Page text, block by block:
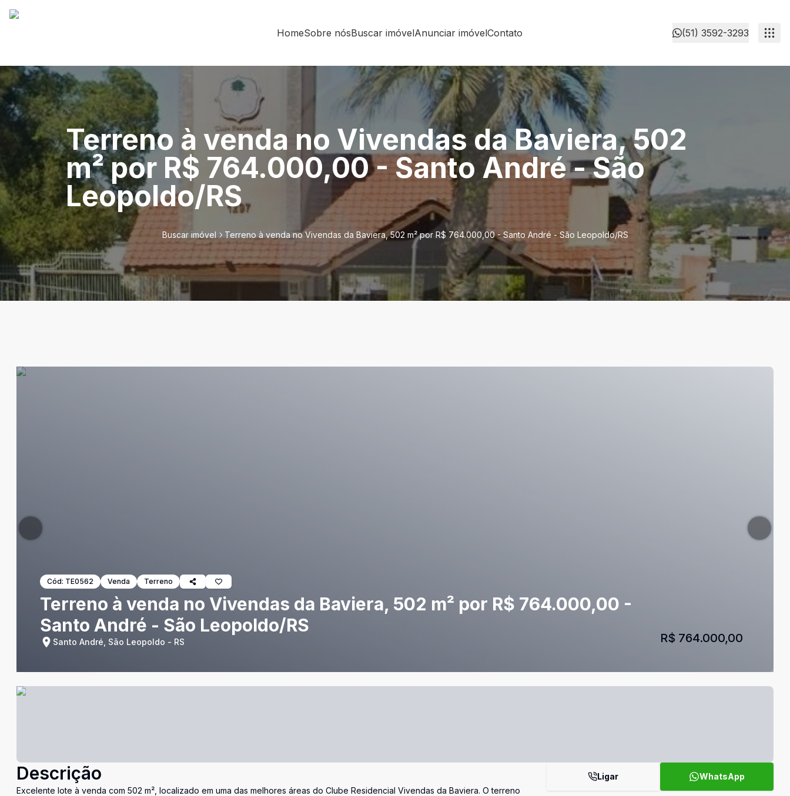
HomeSobre nósBuscar imóvelAnunciar imóvelContato (51) 3592-3293
Terreno à venda no Vivendas da Baviera, 502
m² por R$ 764.000,00 - Santo André - São
Leopoldo/RS
Buscar imóvel Terreno à venda no Vivendas da Baviera, 502 m² por R$ 764.000,00 - Santo André - São Leopoldo/RS
Cód: TE0562 Venda Terreno
Terreno à venda no Vivendas da Baviera, 502 m² por R$ 764.000,00 -
Santo André - São Leopoldo/RS
Santo André, São Leopoldo - RS R$ 764.000,00
Descrição
Excelente lote à venda com 502 m², localizado em uma das melhores áreas do Clube Residencial Vivendas da Baviera. O terreno
Ligar WhatsApp